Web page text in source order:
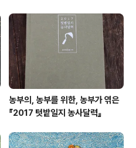
농부의, 농부를 위한, 농부가 엮은
『2017 텃밭일지 농사달력』